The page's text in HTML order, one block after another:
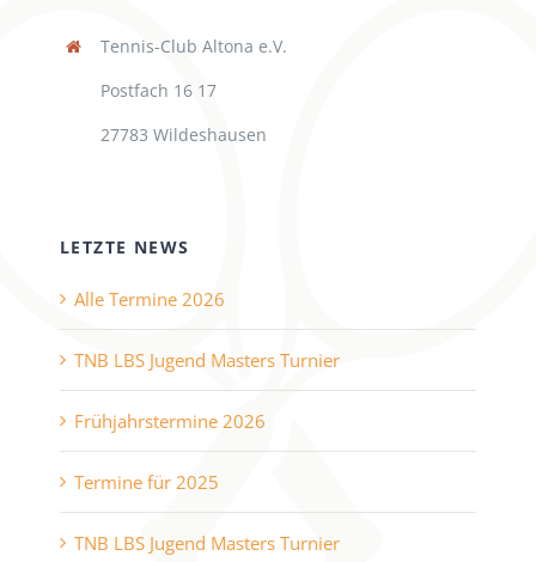
Tennis-Club Altona e.V.
Postfach 16 17
27783 Wildeshausen
LETZTE NEWS
Alle Termine 2026
TNB LBS Jugend Masters Turnier
Frühjahrstermine 2026
Termine für 2025
TNB LBS Jugend Masters Turnier